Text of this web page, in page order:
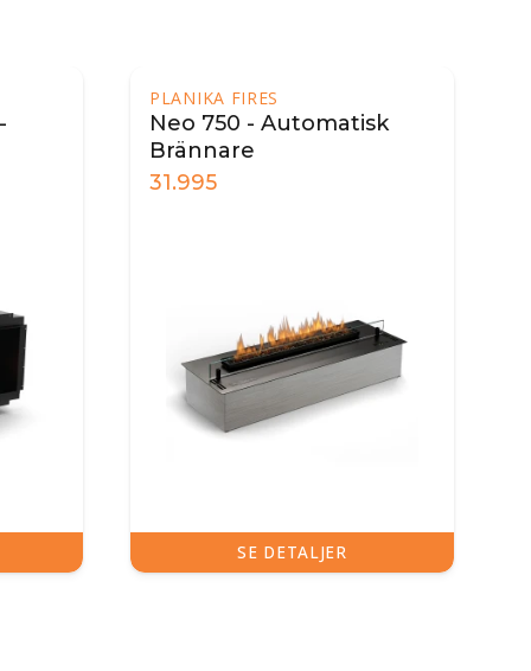
PLANIKA FIRES
Neo 750 - Automatisk
Brännare
31.995
SE DETALJER